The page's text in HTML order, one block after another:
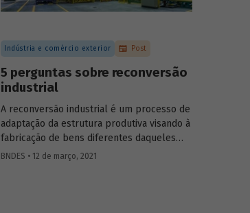
Indústria e comércio exterior Post
5 perguntas sobre reconversão
industrial
A reconversão industrial é um processo de
adaptação da estrutura produtiva visando à
fabricação de bens diferentes daqueles
originalmente previstos. Podemos destacar
BNDES • 12 de março, 2021